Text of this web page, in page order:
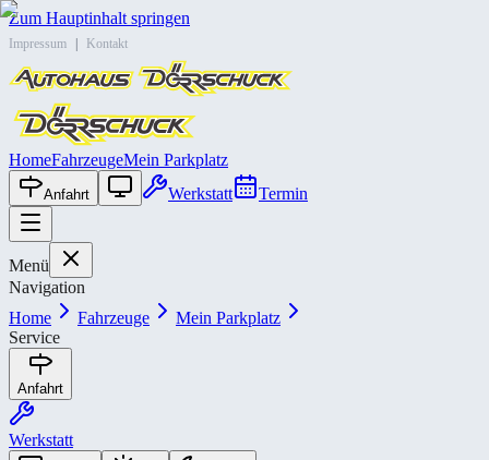
Zum Hauptinhalt springen
Impressum Kontakt
HomeFahrzeugeMein Parkplatz
Anfahrt Werkstatt Termin
Menü
Navigation
Home
Fahrzeuge
Mein Parkplatz
Service
Anfahrt
Werkstatt